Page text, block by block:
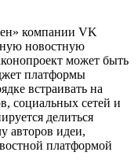
компании VK
новостную
может быть
платформы
встраивать на
социальных сетей и
делиться
авторов идеи,
платформой